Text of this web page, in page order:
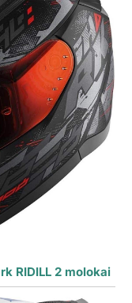
RIDILL 2 molokai